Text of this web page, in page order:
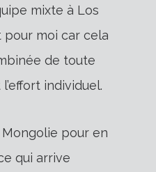
mixte à Los
moi car cela
de toute
individuel.
Mongolie pour en
qui arrive